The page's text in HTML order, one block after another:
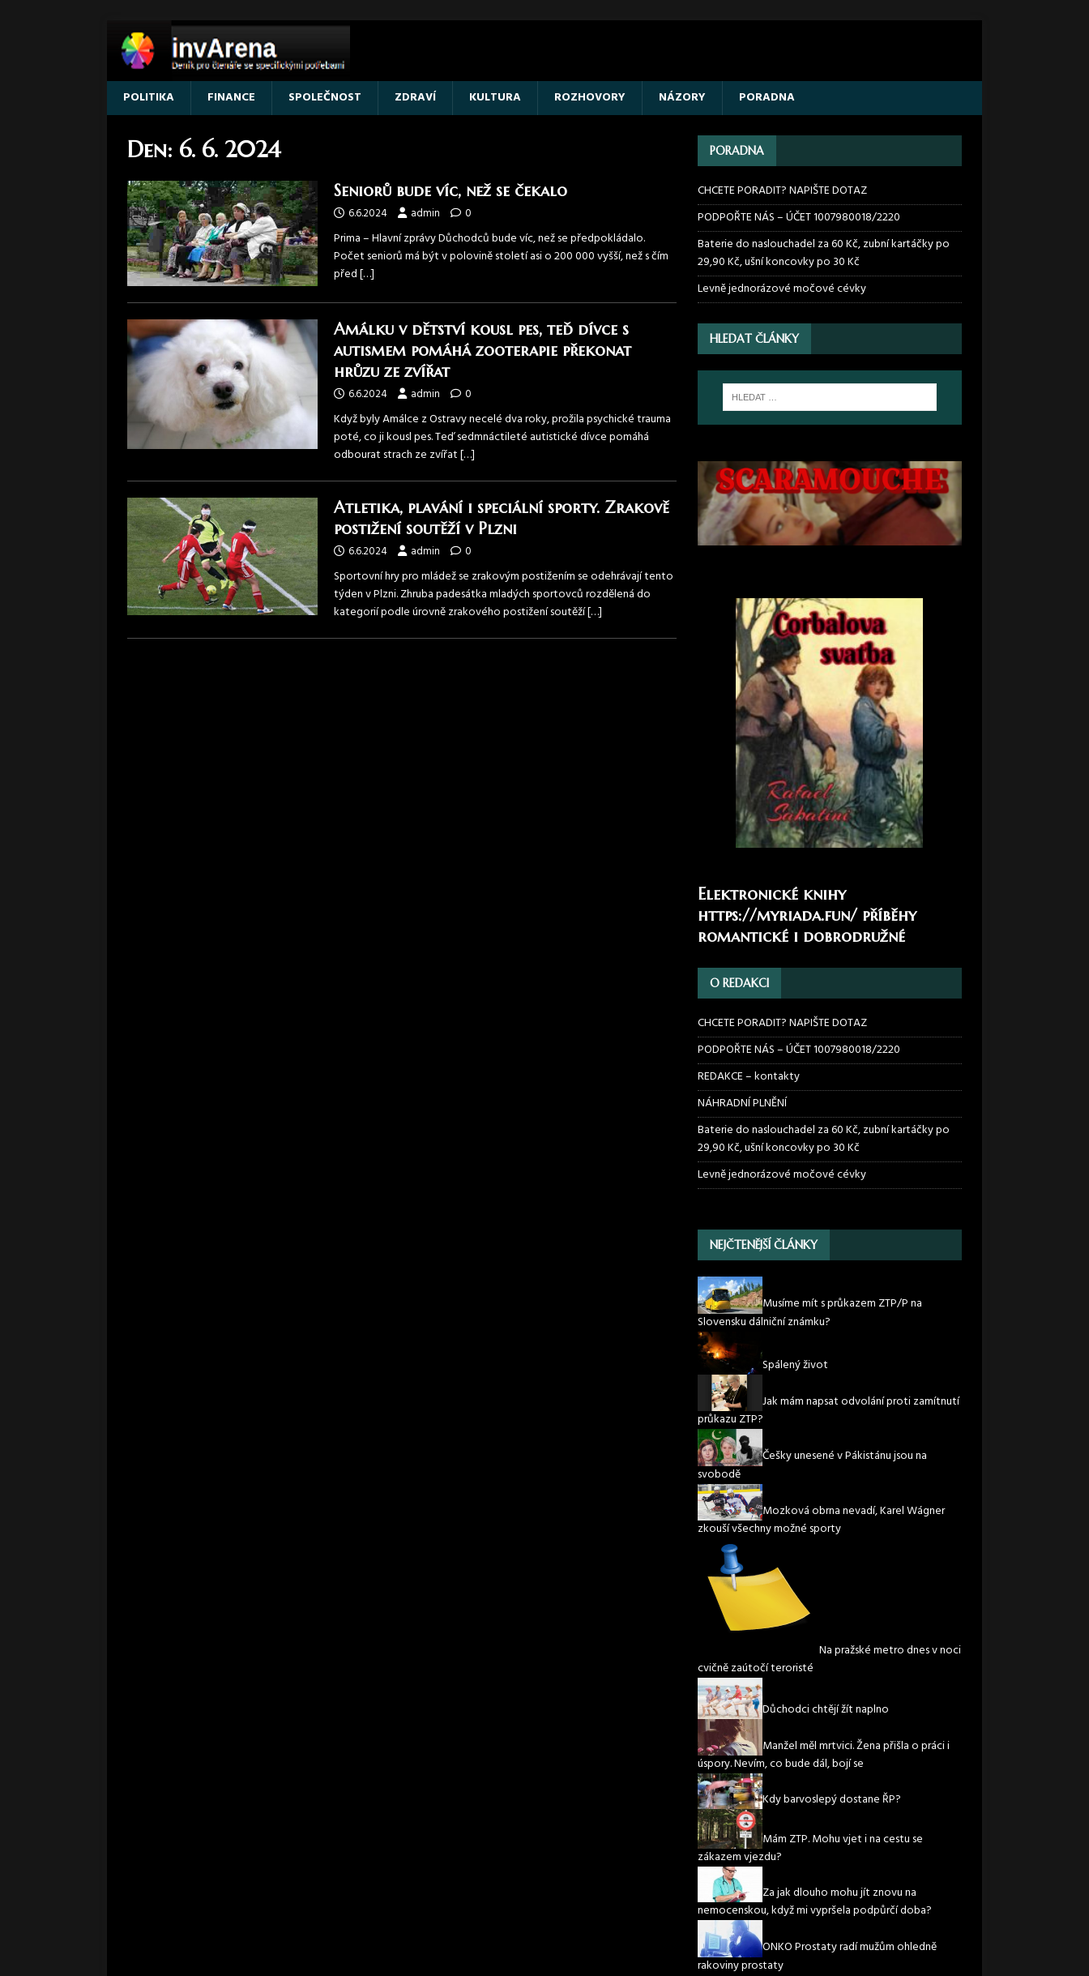
POLITIKA FINANCE SPOLEČNOST ZDRAVÍ KULTURA ROZHOVORY NÁZORY PORADNA
Den: 6. 6. 2024
Seniorů bude víc, než se čekalo
6.6.2024 admin 0
Prima – Hlavní zprávy Důchodců bude víc, než se předpokládalo.
Počet seniorů má být v polovině století asi o 200 000 vyšší, než s čím
před[…]
Amálku v dětství kousl pes, teď dívce s
autismem pomáhá zooterapie překonat
hrůzu ze zvířat
6.6.2024 admin 0
Když byly Amálce z Ostravy necelé dva roky, prožila psychické trauma
poté, co ji kousl pes. Teď sedmnáctileté autistické dívce pomáhá
odbourat strach ze zvířat[…]
Atletika, plavání i speciální sporty. Zrakově
postižení soutěží v Plzni
6.6.2024 admin 0
Sportovní hry pro mládež se zrakovým postižením se odehrávají tento
týden v Plzni. Zhruba padesátka mladých sportovců rozdělená do
kategorií podle úrovně zrakového postižení soutěží[…]
PORADNA
CHCETE PORADIT? NAPIŠTE DOTAZ
PODPOŘTE NÁS – ÚČET 1007980018/2220
Baterie do naslouchadel za 60 Kč, zubní kartáčky po
29,90 Kč, ušní koncovky po 30 Kč
Levně jednorázové močové cévky
HLEDAT ČLÁNKY
Elektronické knihy
https://myriada.fun/příběhy
romantické i dobrodružné
O REDAKCI
CHCETE PORADIT? NAPIŠTE DOTAZ
PODPOŘTE NÁS – ÚČET 1007980018/2220
REDAKCE – kontakty
NÁHRADNÍ PLNĚNÍ
Baterie do naslouchadel za 60 Kč, zubní kartáčky po
29,90 Kč, ušní koncovky po 30 Kč
Levně jednorázové močové cévky
NEJČTENĚJŠÍ ČLÁNKY
Musíme mít s průkazem ZTP/P na
Slovensku dálniční známku?
Spálený život
Jak mám napsat odvolání proti zamítnutí
průkazu ZTP?
Češky unesené v Pákistánu jsou na
svobodě
Mozková obrna nevadí, Karel Wágner
zkouší všechny možné sporty
Na pražské metro dnes v noci
cvičně zaútočí teroristé
Důchodci chtějí žít naplno
Manžel měl mrtvici. Žena přišla o práci i
úspory. Nevím, co bude dál, bojí se
Kdy barvoslepý dostane ŘP?
Mám ZTP. Mohu vjet i na cestu se
zákazem vjezdu?
Za jak dlouho mohu jít znovu na
nemocenskou, když mi vypršela podpůrčí doba?
ONKO Prostaty radí mužům ohledně
rakoviny prostaty